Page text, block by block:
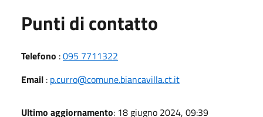
Punti di contatto
Telefono :095 7711322
Email : p.curro@comune.biancavilla.ct.it
Ultimo aggiornamento: 18 giugno 2024, 09:39